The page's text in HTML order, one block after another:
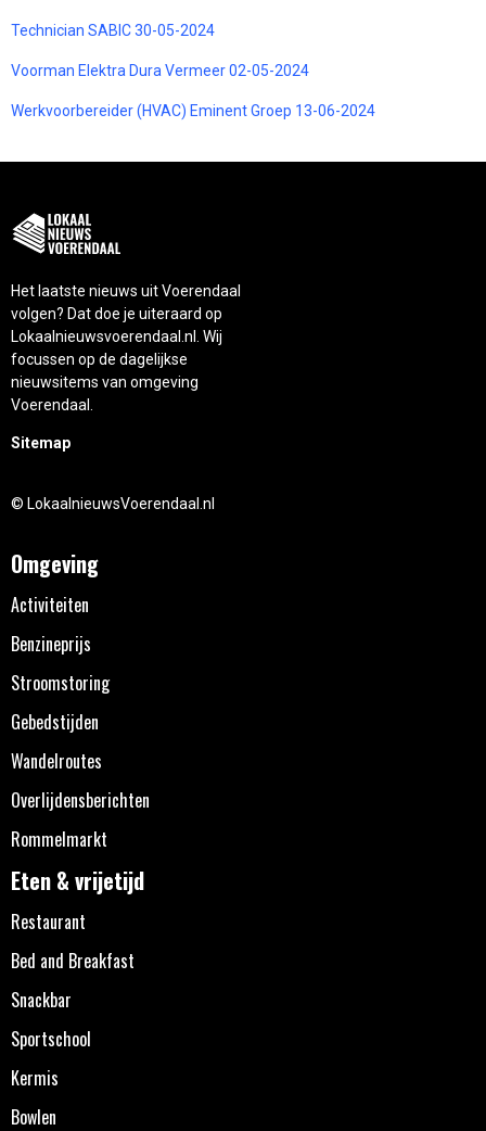
Technician SABIC 30-05-2024
Voorman Elektra Dura Vermeer 02-05-2024
Werkvoorbereider (HVAC) Eminent Groep 13-06-2024
Het laatste nieuws uit Voerendaal
volgen? Dat doe je uiteraard op
Lokaalnieuwsvoerendaal.nl. Wij
focussen op de dagelijkse
nieuwsitems van omgeving
Voerendaal.
Sitemap
© LokaalnieuwsVoerendaal.nl
Omgeving
Activiteiten
Benzineprijs
Stroomstoring
Gebedstijden
Wandelroutes
Overlijdensberichten
Rommelmarkt
Eten & vrijetijd
Restaurant
Bed and Breakfast
Snackbar
Sportschool
Kermis
Bowlen